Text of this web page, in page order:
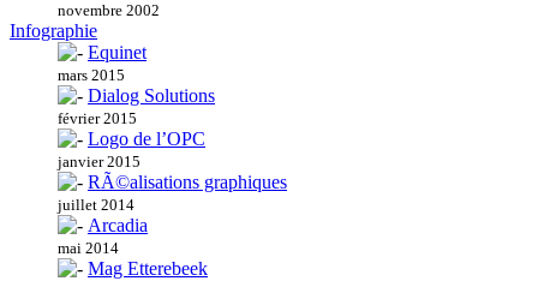
novembre 2002
Infographie
Equinet
mars 2015
Dialog Solutions
février 2015
Logo de l’OPC
janvier 2015
RÃ©alisations graphiques
juillet 2014
Arcadia
mai 2014
Mag Etterebeek